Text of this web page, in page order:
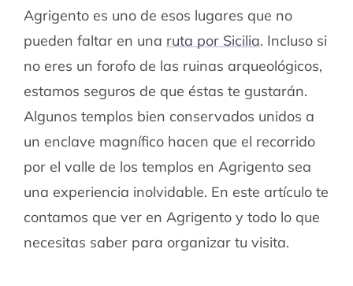
Agrigento es uno de esos lugares que no
pueden faltar en una ruta por Sicilia. Incluso si
no eres un forofo de las ruinas arqueológicos,
estamos seguros de que éstas te gustarán.
Algunos templos bien conservados unidos a
un enclave magnífico hacen que el recorrido
por el valle de los templos en Agrigento sea
una experiencia inolvidable. En este artículo te
contamos que ver en Agrigento y todo lo que
necesitas saber para organizar tu visita.